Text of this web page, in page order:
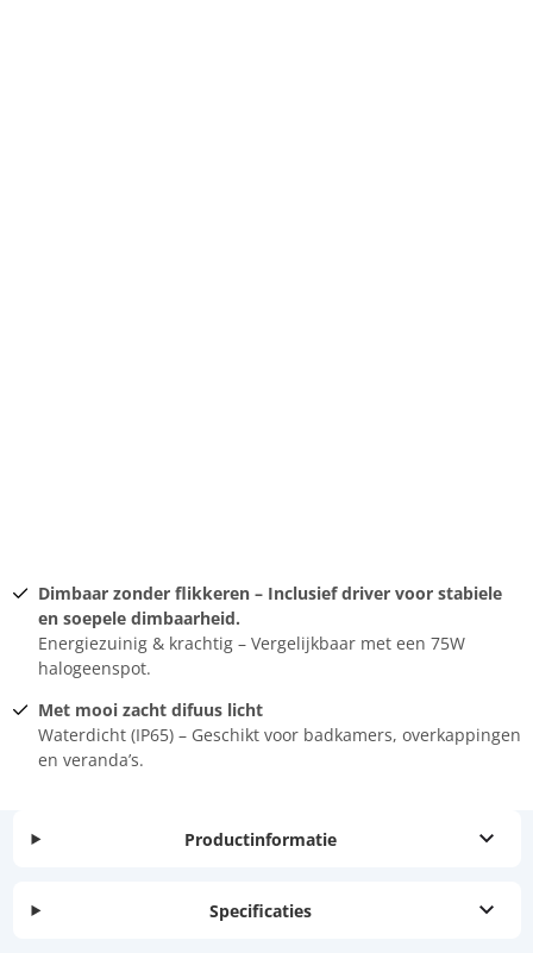
Dimbaar zonder flikkeren – Inclusief driver voor stabiele
en soepele dimbaarheid.
Energiezuinig & krachtig – Vergelijkbaar met een 75W
halogeenspot.
Met mooi zacht difuus licht
Waterdicht (IP65) – Geschikt voor badkamers, overkappingen
en veranda’s.
Productinformatie
Specificaties